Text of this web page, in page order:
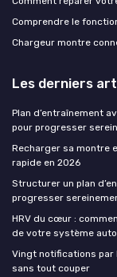
Comprendre le
Chargeur montre
Les derniers
Plan d’entraînement
pour progresser
Recharger sa montre
rapide en 2026
Structurer un plan
progresser
HRV du cœur :
de votre système
Vingt notifications par
sans tout couper